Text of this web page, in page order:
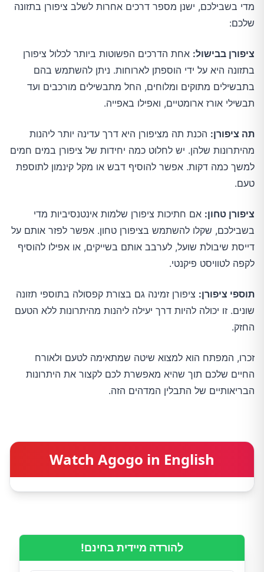
מדי בשבילכם, ישנן מספר דרכים אחרות לשלב ציפורן בתזונה
שלכם:
ציפורן בבישול: אחת הדרכים הפשוטות ביותר לכלול ציפורן
בתזונה היא על ידי הוספתן לארוחות. ניתן להשתמש בהם
בתבשילים מתוקים ומלוחים, החל מתבשילים מורכבים ועד
תבשילי אורז ארומטיים, ואפילו באפייה.
תה ציפורן: הכנת תה מציפורן היא דרך עדינה יותר ליהנות
מהיתרונות שלהן. יש לחלוט כמה יחידות של ציפורן במים חמים
למשך כמה דקות. אפשר להוסיף דבש או מקל קינמון לתוספת
טעם.
ציפורן טחון: אם חתיכות ציפורן שלמות אינטנסיביות מדי
בשבילכם, שקלו להשתמש בציפורן טחון. אפשר לפזר אותם על
דייסת שיבולת שועל, לערבב אותם בשייקים, או אפילו להוסיף
לקפה לטוויסט פיקנטי.
תוספי ציפורן: ציפורן זמינה גם בצורת קפסולה בתוספי תזונה
שונים. זו יכולה להיות דרך יעילה ליהנות מהיתרונות ללא הטעם
החזק.
זכרו, המפתח הוא למצוא שיטה שמתאימה לטעם ולאורח
החיים שלכם תוך שהיא מאפשרת לכם לקצור את היתרונות
הבריאותיים של התבלין המדהים הזה.
Watch Agogo in English
להורדה מיידית בחינם!